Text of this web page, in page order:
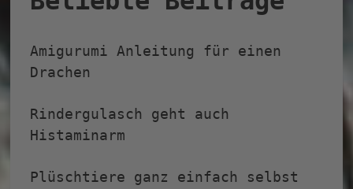
Amigurumi Anleitung für einen
Drachen
Rindergulasch geht auch
Histaminarm
Plüschtiere ganz einfach selbst